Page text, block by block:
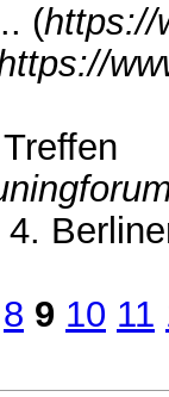
(https://
8 9 10 11